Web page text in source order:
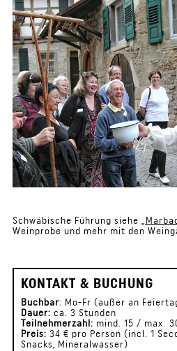
Schwäbische Führung siehe
Weinprobe und mehr mit den
KONTAKT & BUCHUNG
Buchbar: Mo-Fr (außer an
Dauer: ca. 3 Stunden
Teilnehmerzahl: mind. 15 / max.
Preis: 34 € pro Person (incl. 1
Snacks, Mineralwasser)